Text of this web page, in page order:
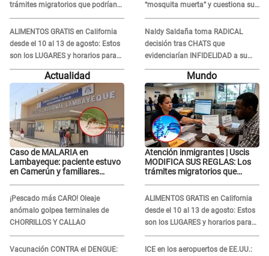
trámites migratorios que podrían
necesitar tu prueba de ADN
ALIMENTOS GRATIS en California
desde el 10 al 13 de agosto: Estos
son los LUGARES y horarios para
recibir la ayuda
“mosquita muerta” y cuestiona su
RECONCILIACIÓN con Marcelo
Tinelli en TV argentina
Naldy Saldaña toma RADICAL
decisión tras CHATS que
evidenciarían INFIDELIDAD a su
novio con animador de 'La Bella
Luz': "Un día..."
Actualidad
Caso de MALARIA en
Lambayeque: paciente estuvo
en Camerún y familiares
¡Pescado más CARO! Oleaje
anómalo golpea terminales de
CHORRILLOS Y CALLAO
Vacunación CONTRA el DENGUE:
Mundo
Atención inmigrantes | Uscis
MODIFICA SUS REGLAS: Los
trámites migratorios que
ALIMENTOS GRATIS en California
desde el 10 al 13 de agosto: Estos
son los LUGARES y horarios para
recibir la ayuda
ICE en los aeropuertos de EE.UU.: